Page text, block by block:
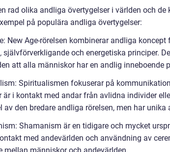
rad olika andliga övertygelser i världen och
på populära andliga övertygelser:
New Age-rörelsen kombinerar andliga
självförverkligande och energetiska principer.
att alla människor har en andlig inneboende
Spiritualismen fokuserar på
är i kontakt med andar från avlidna individer
av den bredare andliga rörelsen, men har unika
Shamanism är en tidigare och mycket
med andevärlden och användning av